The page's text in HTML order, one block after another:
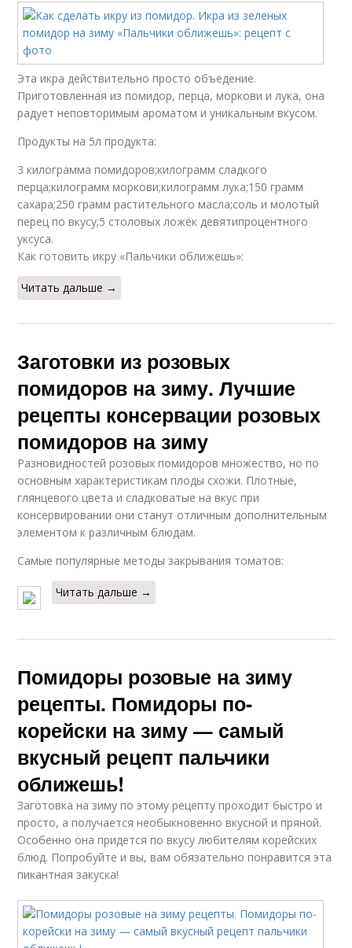
Эта икра действительно просто объедение.
Приготовленная из помидор, перца, моркови и лука, она
радует неповторимым ароматом и уникальным вкусом.
Продукты на 5л продукта:
3 килограмма помидоров;килограмм сладкого
перца;килограмм моркови;килограмм лука;150 грамм
сахара;250 грамм растительного масла;соль и молотый
перец по вкусу;5 столовых ложек девятипроцентного
уксуса.
Как готовить икру «Пальчики оближешь»:
Читать дальше →
Заготовки из розовых
помидоров на зиму. Лучшие
рецепты консервации розовых
помидоров на зиму
Разновидностей розовых помидоров множество, но по
основным характеристикам плоды схожи. Плотные,
глянцевого цвета и сладковатые на вкус при
консервировании они станут отличным дополнительным
элементом к различным блюдам.
Самые популярные методы закрывания томатов:
Читать дальше →
Помидоры розовые на зиму
рецепты. Помидоры по-
корейски на зиму — самый
вкусный рецепт пальчики
оближешь!
Заготовка на зиму по этому рецепту проходит быстро и
просто, а получается необыкновенно вкусной и пряной.
Особенно она придется по вкусу любителям корейских
блюд. Попробуйте и вы, вам обязательно понравится эта
пикантная закуска!